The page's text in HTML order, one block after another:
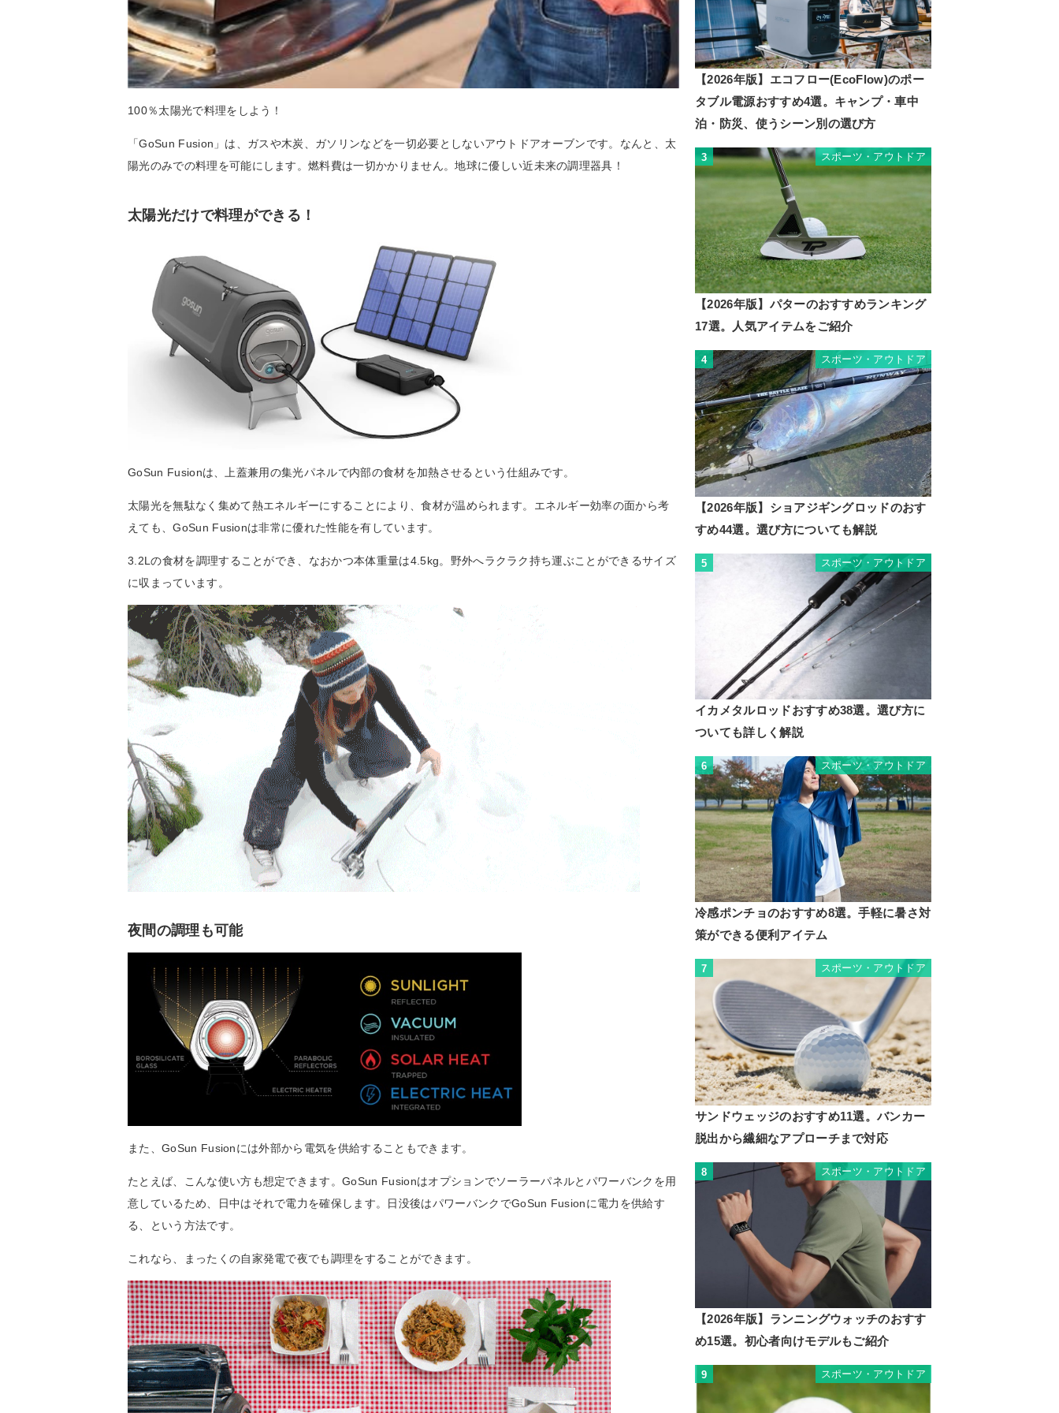
100％太陽光で料理をしよう！
「GoSun Fusion」は、ガスや木炭、ガソリンなどを一切必要としないアウトドアオーブンです。なんと、太
陽光のみでの料理を可能にします。燃料費は一切かかりません。地球に優しい近未来の調理器具！
太陽光だけで料理ができる！
GoSun Fusionは、上蓋兼用の集光パネルで内部の食材を加熱させるという仕組みです。
太陽光を無駄なく集めて熱エネルギーにすることにより、食材が温められます。エネルギー効率の面から考
えても、GoSun Fusionは非常に優れた性能を有しています。
3.2Lの食材を調理することができ、なおかつ本体重量は4.5kg。野外へラクラク持ち運ぶことができるサイズ
に収まっています。
夜間の調理も可能
また、GoSun Fusionには外部から電気を供給することもできます。
たとえば、こんな使い方も想定できます。GoSun Fusionはオプションでソーラーパネルとパワーバンクを用
意しているため、日中はそれで電力を確保します。日没後はパワーバンクでGoSun Fusionに電力を供給す
る、という方法です。
これなら、まったくの自家発電で夜でも調理をすることができます。
【2026年版】エコフロー(EcoFlow)のポー
タブル電源おすすめ4選。キャンプ・車中
泊・防災、使うシーン別の選び方
3 スポーツ・アウトドア
【2026年版】パターのおすすめランキング
17選。人気アイテムをご紹介
4 スポーツ・アウトドア
【2026年版】ショアジギングロッドのおす
すめ44選。選び方についても解説
5 スポーツ・アウトドア
イカメタルロッドおすすめ38選。選び方に
ついても詳しく解説
6 スポーツ・アウトドア
冷感ポンチョのおすすめ8選。手軽に暑さ対
策ができる便利アイテム
7 スポーツ・アウトドア
サンドウェッジのおすすめ11選。バンカー
脱出から繊細なアプローチまで対応
8 スポーツ・アウトドア
【2026年版】ランニングウォッチのおすす
め15選。初心者向けモデルもご紹介
9 スポーツ・アウトドア